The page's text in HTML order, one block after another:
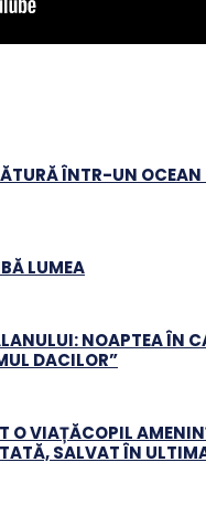
ÎNTR-UN OCEAN
LUMEA
NOAPTEA ÎN
DACILOR”
O VIAȚĂCOPIL
SALVAT ÎN